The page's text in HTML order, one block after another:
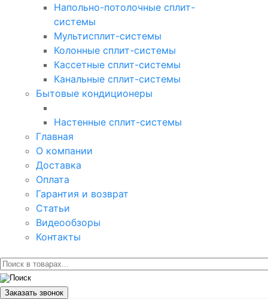
Напольно-потолочные сплит-
системы
Мультисплит-системы
Колонные сплит-системы
Кассетные сплит-системы
Канальные сплит-системы
Бытовые кондиционеры
Настенные сплит-системы
Главная
О компании
Доставка
Оплата
Гарантия и возврат
Статьи
Видеообзоры
Контакты
Заказать звонок